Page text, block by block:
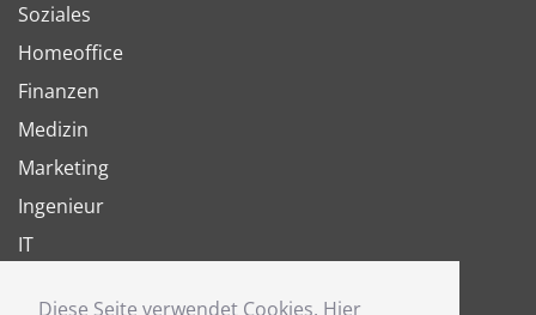
Diese Seite verwendet Cookies. Hier
Soziales
Homeoffice
Finanzen
Medizin
Marketing
Ingenieur
IT